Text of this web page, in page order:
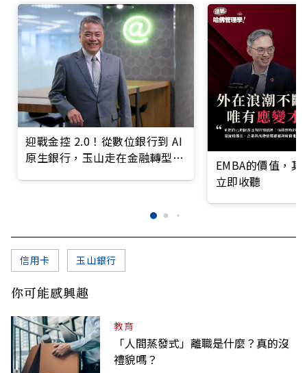
迎戰金控 2.0！從數位銀行到 AI
原生銀行，玉山走在金融轉型最
EMBA的價值，
立即收聽
信用卡 玉山銀行
你可能感興趣
教育
「人間蒸發式」離職是什麼？真的沒
禮貌嗎？